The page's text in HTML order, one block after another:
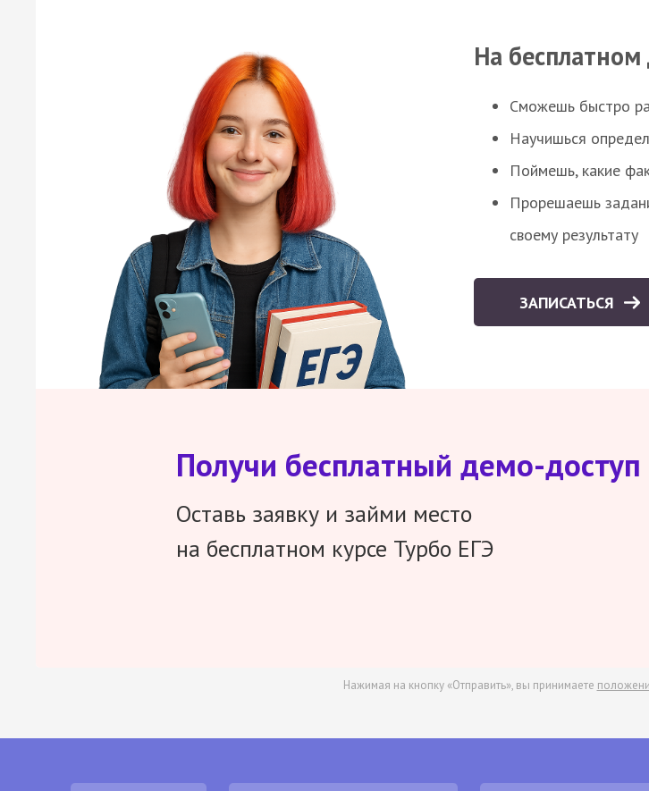
На
Сможешь быстро
Научишься
Поймешь, какие
Прорешаешь
своему результату
ЗАПИСАТЬСЯ
Получи бесплатный демо-доступ
Оставь заявку и займи место
на бесплатном курсе Турбо ЕГЭ
Нажимая на кнопку «Отправить», вы принимаете